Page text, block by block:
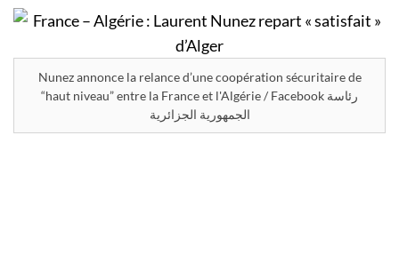
Nunez annonce la relance d’une coopération sécuritaire de
“haut niveau” entre la France et l'Algérie / Facebook رئاسة
الجمهورية الجزائرية